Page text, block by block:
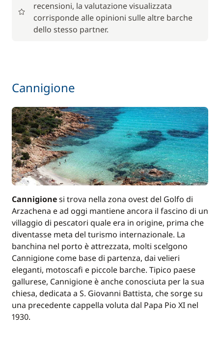
recensioni, la valutazione visualizzata
corrisponde alle opinioni sulle altre barche
dello stesso partner.
Cannigione
Cannigionesi trova nella zona ovest del Golfo di
Arzachena e ad oggi mantiene ancora il fascino di un
villaggio di pescatori quale era in origine, prima che
diventasse meta del turismo internazionale. La
banchina nel porto è attrezzata, molti scelgono
Cannigione come base di partenza, dai velieri
eleganti, motoscafi e piccole barche. Tipico paese
gallurese, Cannigione è anche conosciuta per la sua
chiesa, dedicata a S. Giovanni Battista, che sorge su
una precedente cappella voluta dal Papa Pio XI nel
1930.